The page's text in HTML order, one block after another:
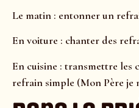
Le matin : entonner un
En voiture : chanter des
En cuisine : transmettre les
refrain simple (Mon Père je